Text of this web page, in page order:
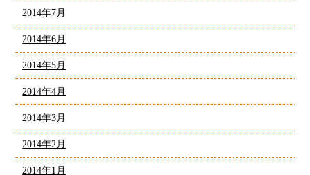
2014年7月
2014年6月
2014年5月
2014年4月
2014年3月
2014年2月
2014年1月